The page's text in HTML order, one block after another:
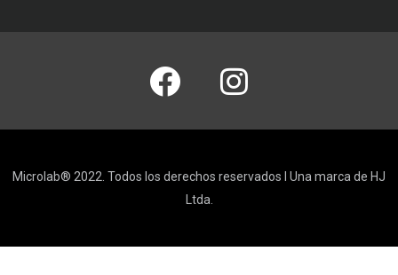
Microlab® 2022. Todos los derechos reservados I Una marca de HJ
Ltda.